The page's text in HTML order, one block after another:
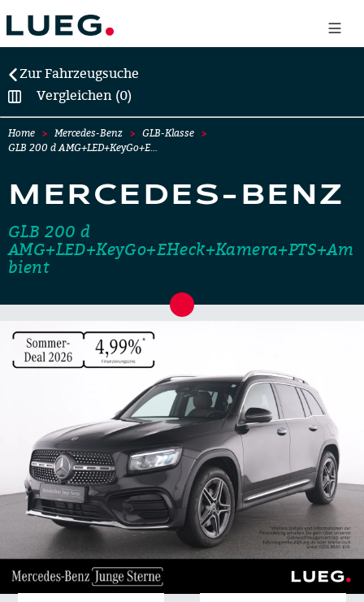
Zur Fahrzeugsuche
Vergleichen (0)
Home Mercedes-Benz
GLB-Klasse
GLB 200 d AMG+LED+KeyGo+E…
MERCEDES-BENZ
GLB 200 d
AMG+LED+KeyGo+EHeck+Kamera+PTS+Am
bient